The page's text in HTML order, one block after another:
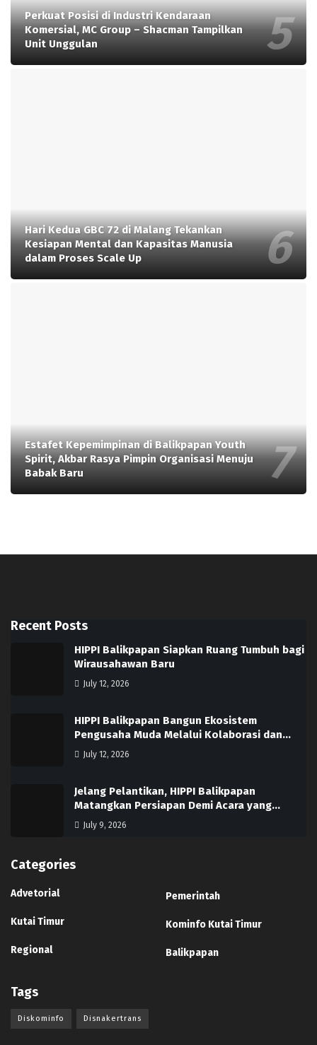
Perkuat Posisi di Industri Kendaraan
Komersial, MC Group – Shacman Tampilkan
Unit Unggulan
Hari Kedua GBC 72 di Malang Tekankan
Kesiapan Mental dan Kapasitas Manusia
dalam Proses Scale Up
Estafet Kepemimpinan di Balikpapan Youth
Spirit, Akbar Rasya Pimpin Organisasi Menuju
Babak Baru
Recent Posts
HIPPI Balikpapan Siapkan Ruang Tumbuh bagi
Wirausahawan Baru
July 12, 2026
HIPPI Balikpapan Bangun Ekosistem
Pengusaha Muda Melalui Kolaborasi dan…
July 12, 2026
Jelang Pelantikan, HIPPI Balikpapan
Matangkan Persiapan Demi Acara yang…
July 9, 2026
Categories
Advetorial
Kutai Timur
Regional
Pemerintah
Kominfo Kutai Timur
Balikpapan
Tags
Diskominfo Disnakertrans